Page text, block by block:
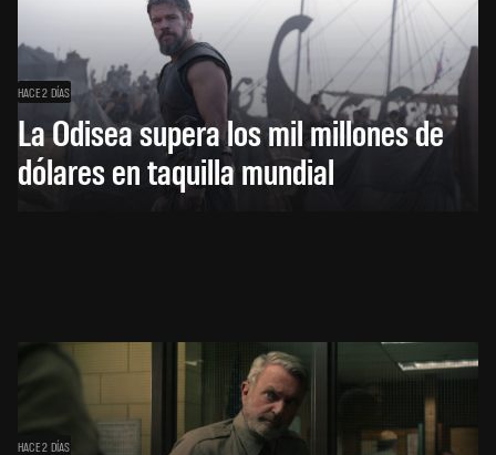
HACE 2 DÍAS
La Odisea supera los mil millones de
dólares en taquilla mundial
HACE 2 DÍAS